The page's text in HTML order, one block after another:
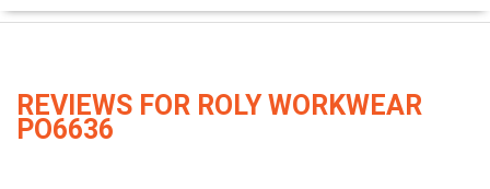
REVIEWS FOR ROLY WORKWEAR
PO6636